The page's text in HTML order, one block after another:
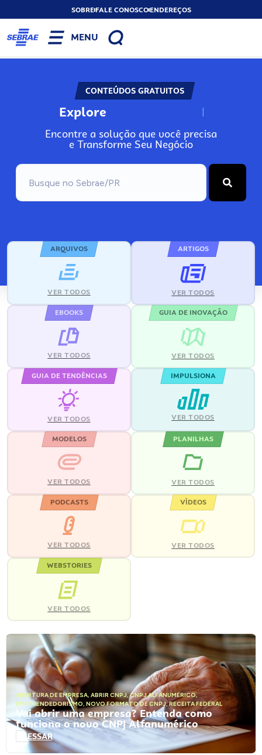
SOBREFALE CONOSCOENDEREÇOS
MENU
CONTEÚDOS GRATUITOS
Explore N
Encontre a solução que você precisa
e Transforme Seu Negócio
ARQUIVOS
VER TODOS
ARTIGOS
VER TODOS
EBOOKS
VER TODOS
GUIA DE INOVAÇÃO
VER TODOS
GUIA DE TENDÊNCIAS
VER TODOS
IMPULSIONA
VER TODOS
MODELOS
VER TODOS
PLANILHAS
VER TODOS
PODCASTS
VER TODOS
VÍDEOS
VER TODOS
WEBSTORIES
VER TODOS
ABERTURA DE EMPRESA, ABRIR CNPJ,CNPJ ALFANUMÉRICO,
EMPREENDEDORISMO, NOVO FORMATO DE CNPJ,RECEITA FEDERAL
Vai abrir uma empresa? Entenda como
funciona o novo CNPJ Alfanumérico
ACESSAR